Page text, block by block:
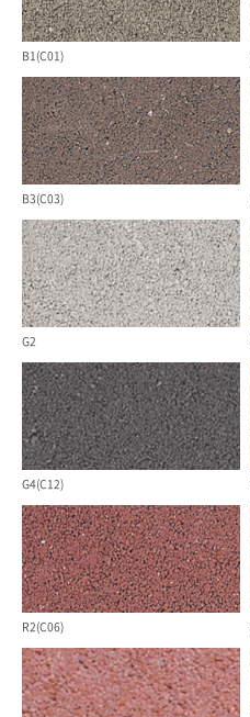
B1(C01)
B3(C03)
G2
G4(C12)
R2(C06)